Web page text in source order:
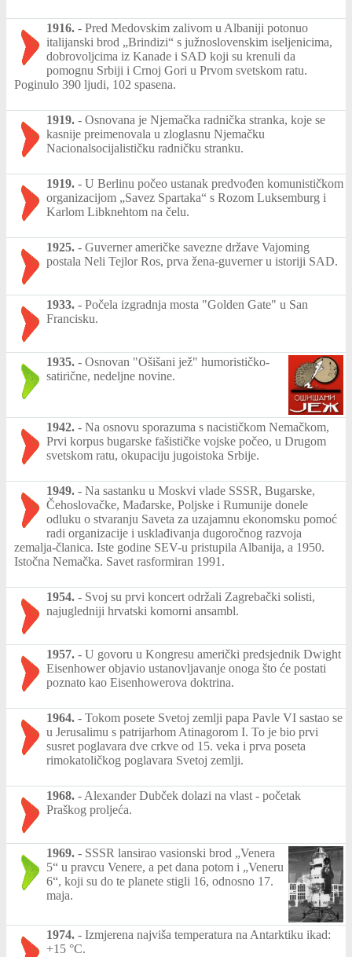
1916. - Pred Medovskim zalivom u Albaniji potonuo
italijanski brod „Brindizi“ s južnoslovenskim iseljenicima,
dobrovoljcima iz Kanade i SAD koji su krenuli da
pomognu Srbiji i Crnoj Gori u Prvom svetskom ratu.
Poginulo 390 ljudi, 102 spasena.
1919. - Osnovana je Njemačka radnička stranka, koje se
kasnije preimenovala u zloglasnu Njemačku
Nacionalsocijalističku radničku stranku.
1919. - U Berlinu počeo ustanak predvođen komunističkom
organizacijom „Savez Spartaka“ s Rozom Luksemburg i
Karlom Libknehtom na čelu.
1925. - Guverner američke savezne države Vajoming
postala Neli Tejlor Ros, prva žena-guverner u istoriji SAD.
1933. - Počela izgradnja mosta "Golden Gate" u San
Francisku.
1935. - Osnovan "Ošišani jež" humorističko-
satirične, nedeljne novine.
1942. - Na osnovu sporazuma s nacističkom Nemačkom,
Prvi korpus bugarske fašističke vojske počeo, u Drugom
svetskom ratu, okupaciju jugoistoka Srbije.
1949. - Na sastanku u Moskvi vlade SSSR, Bugarske,
Čehoslovačke, Mađarske, Poljske i Rumunije donele
odluku o stvaranju Saveta za uzajamnu ekonomsku pomoć
radi organizacije i usklađivanja dugoročnog razvoja
zemalja-članica. Iste godine SEV-u pristupila Albanija, a 1950.
Istočna Nemačka. Savet rasformiran 1991.
1954. - Svoj su prvi koncert održali Zagrebački solisti,
najugledniji hrvatski komorni ansambl.
1957. - U govoru u Kongresu američki predsjednik Dwight
Eisenhower objavio ustanovljavanje onoga što će postati
poznato kao Eisenhowerova doktrina.
1964. - Tokom posete Svetoj zemlji papa Pavle VI sastao se
u Jerusalimu s patrijarhom Atinagorom I. To je bio prvi
susret poglavara dve crkve od 15. veka i prva poseta
rimokatoličkog poglavara Svetoj zemlji.
1968. - Alexander Dubček dolazi na vlast - početak
Praškog proljeća.
1969. - SSSR lansirao vasionski brod „Venera
5“ u pravcu Venere, a pet dana potom i „Veneru
6“, koji su do te planete stigli 16, odnosno 17.
maja.
1974. - Izmjerena najviša temperatura na Antarktiku ikad:
+15 °C.